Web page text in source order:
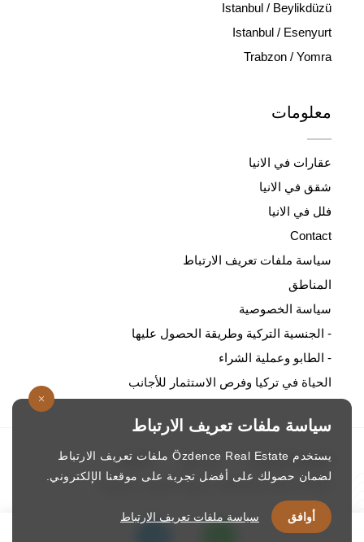
Istanbul / Beylikdüzü
Istanbul / Esenyurt
Trabzon / Yomra
معلومات
عقارات في الانيا
شقق في الانيا
فلل في الانيا
Contact
سياسة ملفات تعريف الارتباط
المناطق
سياسة الخصوصية
- الجنسية التركية وطريقة الحصول عليها
- الطابو وعملية الشراء
الحياة في تركيا وفرص الاستثمار للأجانب
الصفحة الرئيسية / من نحن /
الاتصال
ozdence.com © 1987. جميع الحقوق محفوظة
سياسة ملفات تعريف الارتباط
يستخدم Özdence Real Estate ملفات تعريف الارتباط
لضمان حصولك على أفضل تجربة على موقعنا الإلكتروني.
أوافق سياسة ملفات تعريف الارتباط